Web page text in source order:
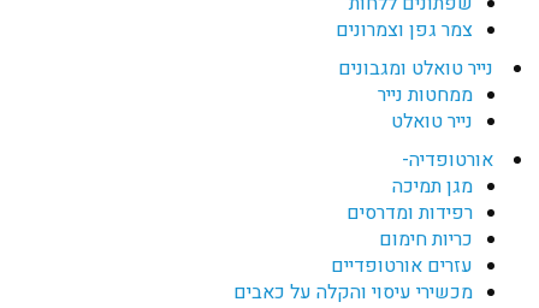
צמר גפן וצמרונים
נייר טואלט ומגבונים
ממחטות נייר
נייר טואלט
אורטופדיה-
מגן תמיכה
רפידות ומדרסים
כריות חימום
עזרים אורטופדיים
מכשירי עיסוי והקלה על כאבים